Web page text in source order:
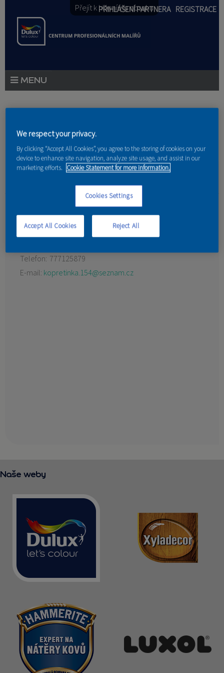
Přejít k hlavnímu obsahu
PŘIHLÁŠENÍ PARTNERA REGISTRACE
PORADENSTVÍ
AKCE A NOVINKY
PARTNEŘI
KONTAKT
Jste zde
Domů »Partneri
Petra a.s.
Tyršova 10
Telefon: 777125879
E-mail: kopretinka.154@seznam.cz
Naše weby
We respect your privacy.
By clicking “Accept All Cookies”, you agree to the storing of cookies on your
device to enhance site navigation, analyze site usage, and assist in our
marketing efforts. Cookie Statement for more information.
Cookies Settings
Reject All
Accept All Cookies